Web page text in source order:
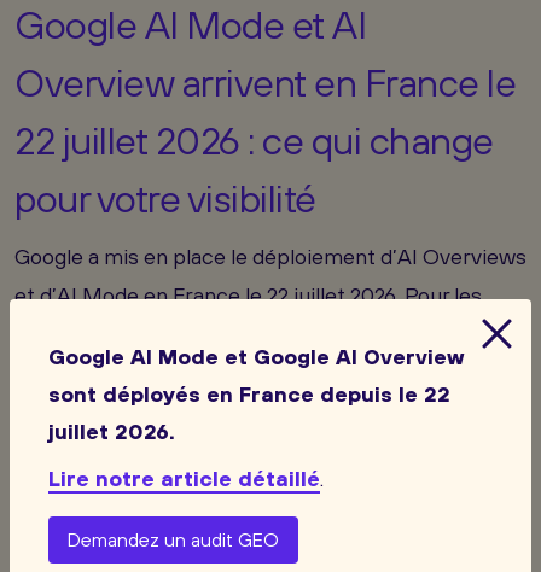
Google AI Mode et AI
Overview arrivent en France le
22 juillet 2026 : ce qui change
pour votre visibilité
Google a mis en place le déploiement d’AI Overviews
et d’AI Mode en France le 22 juillet 2026. Pour les
semaines doivent être utilisées pour mesurer leur
visibilité actuelle dans les réponses IA et adapter
leurs contenus, leur autorité et leur suivi de
conversion
Google AI Mode et Google AI Overview
sont déployés en France depuis le 22
juillet 2026.
Lire notre article détaillé.
Demandez un audit GEO